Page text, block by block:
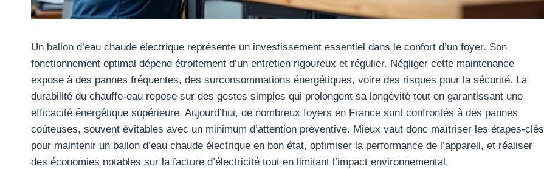
Un ballon d’eau chaude électrique représente un investissement essentiel dans le confort d’un foyer. Son
fonctionnement optimal dépend étroitement d’un entretien rigoureux et régulier. Négliger cette maintenance
expose à des pannes fréquentes, des surconsommations énergétiques, voire des risques pour la sécurité. La
durabilité du chauffe-eau repose sur des gestes simples qui prolongent sa longévité tout en garantissant une
efficacité énergétique supérieure. Aujourd’hui, de nombreux foyers en France sont confrontés à des pannes
coûteuses, souvent évitables avec un minimum d’attention préventive. Mieux vaut donc maîtriser les étapes-clés
pour maintenir un ballon d’eau chaude électrique en bon état, optimiser la performance de l’appareil, et réaliser
des économies notables sur la facture d’électricité tout en limitant l’impact environnemental.